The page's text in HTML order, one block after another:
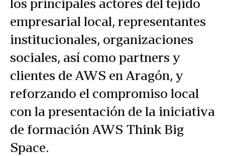
los principales actores del tejido
empresarial local, representantes
institucionales, organizaciones
sociales, así como partners y
clientes de AWS en Aragón, y
reforzando el compromiso local
con la presentación de la iniciativa
de formación AWS Think Big
Space.